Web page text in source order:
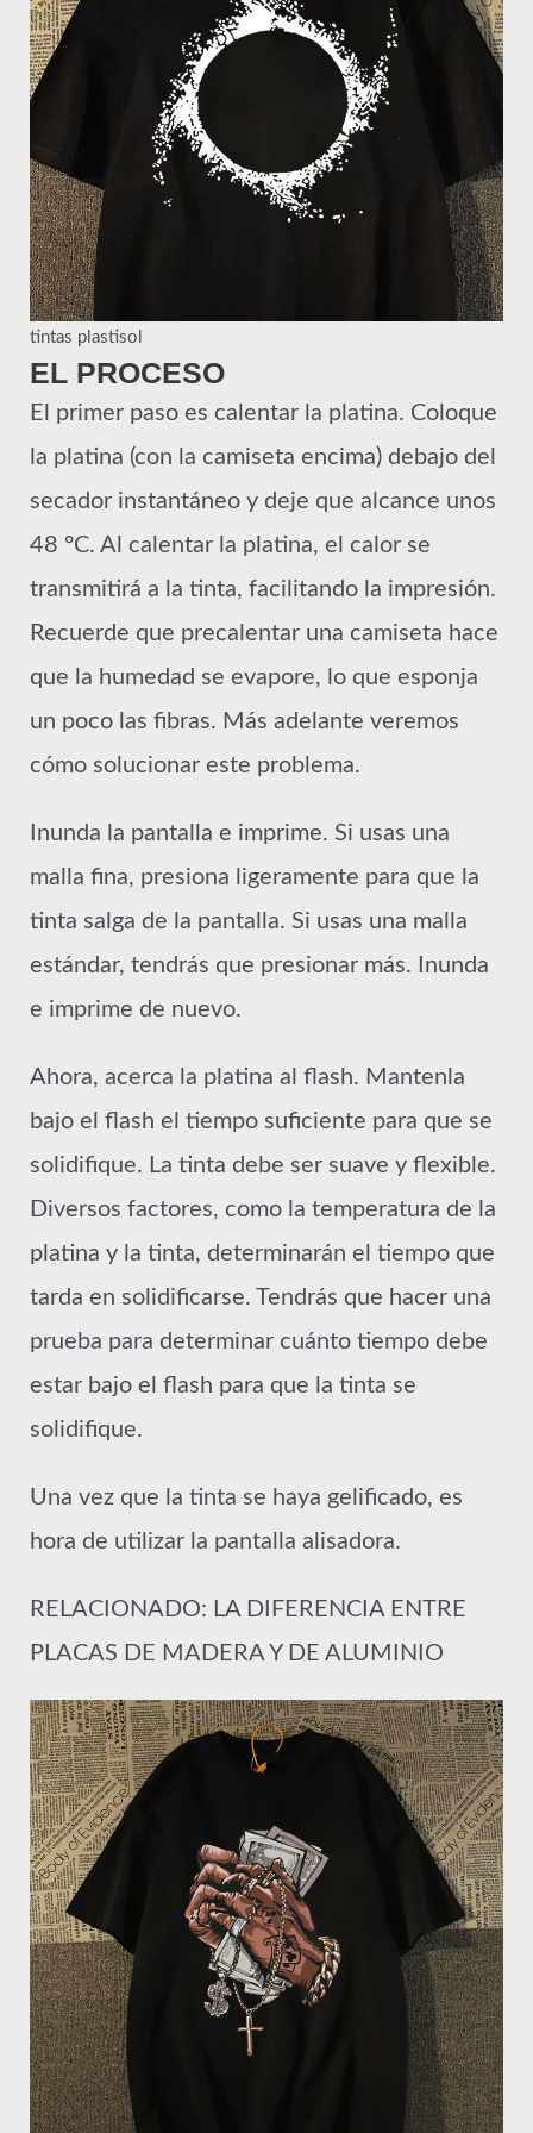
tintas plastisol
EL PROCESO
El primer paso es calentar la platina. Coloque
la platina (con la camiseta encima) debajo del
secador instantáneo y deje que alcance unos
48 °C. Al calentar la platina, el calor se
transmitirá a la tinta, facilitando la impresión.
Recuerde que precalentar una camiseta hace
que la humedad se evapore, lo que esponja
un poco las fibras. Más adelante veremos
cómo solucionar este problema.
Inunda la pantalla e imprime. Si usas una
malla fina, presiona ligeramente para que la
tinta salga de la pantalla. Si usas una malla
estándar, tendrás que presionar más. Inunda
e imprime de nuevo.
Ahora, acerca la platina al flash. Mantenla
bajo el flash el tiempo suficiente para que se
solidifique. La tinta debe ser suave y flexible.
Diversos factores, como la temperatura de la
platina y la tinta, determinarán el tiempo que
tarda en solidificarse. Tendrás que hacer una
prueba para determinar cuánto tiempo debe
estar bajo el flash para que la tinta se
solidifique.
Una vez que la tinta se haya gelificado, es
hora de utilizar la pantalla alisadora.
RELACIONADO: LA DIFERENCIA ENTRE
PLACAS DE MADERA Y DE ALUMINIO